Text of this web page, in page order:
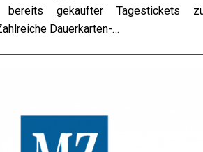
bereits gekaufter Tagestickets
Dauerkarten-…